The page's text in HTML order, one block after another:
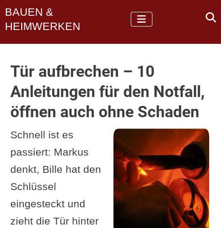
BAUEN &
HEIMWERKEN
Tür aufbrechen – 10
Anleitungen für den Notfall,
öffnen auch ohne Schaden
Schnell ist es
passiert: Markus
denkt, Bille hat den
Schlüssel
eingesteckt und
zieht die Tür hinter